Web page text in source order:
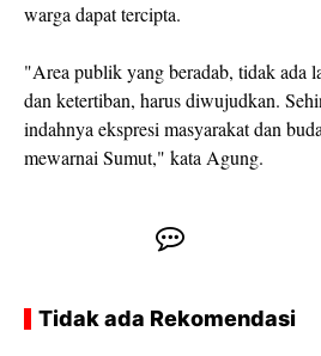
warga dapat tercipta.
"Area publik yang beradab, tidak ada
dan ketertiban, harus diwujudkan.
indahnya ekspresi masyarakat dan
mewarnai Sumut," kata Agung.
Tidak ada Rekomendasi